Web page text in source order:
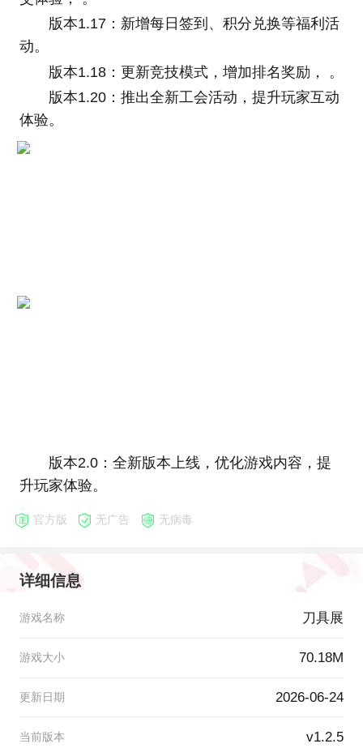
版本1.17：新增每日签到、积分兑换等福利活
动。
版本1.18：更新竞技模式，增加排名奖励， 。
版本1.20：推出全新工会活动，提升玩家互动
体验。
版本2.0：全新版本上线，优化游戏内容，提
升玩家体验。
官方版 无广告 无病毒
详细信息
游戏名称 刀具展
游戏大小 70.18M
更新日期 2026-06-24
当前版本 v1.2.5